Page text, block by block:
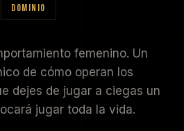
DOMINIO
femenino. Un
de cómo operan los
dejes de jugar a ciegas un
jugar toda la vida.